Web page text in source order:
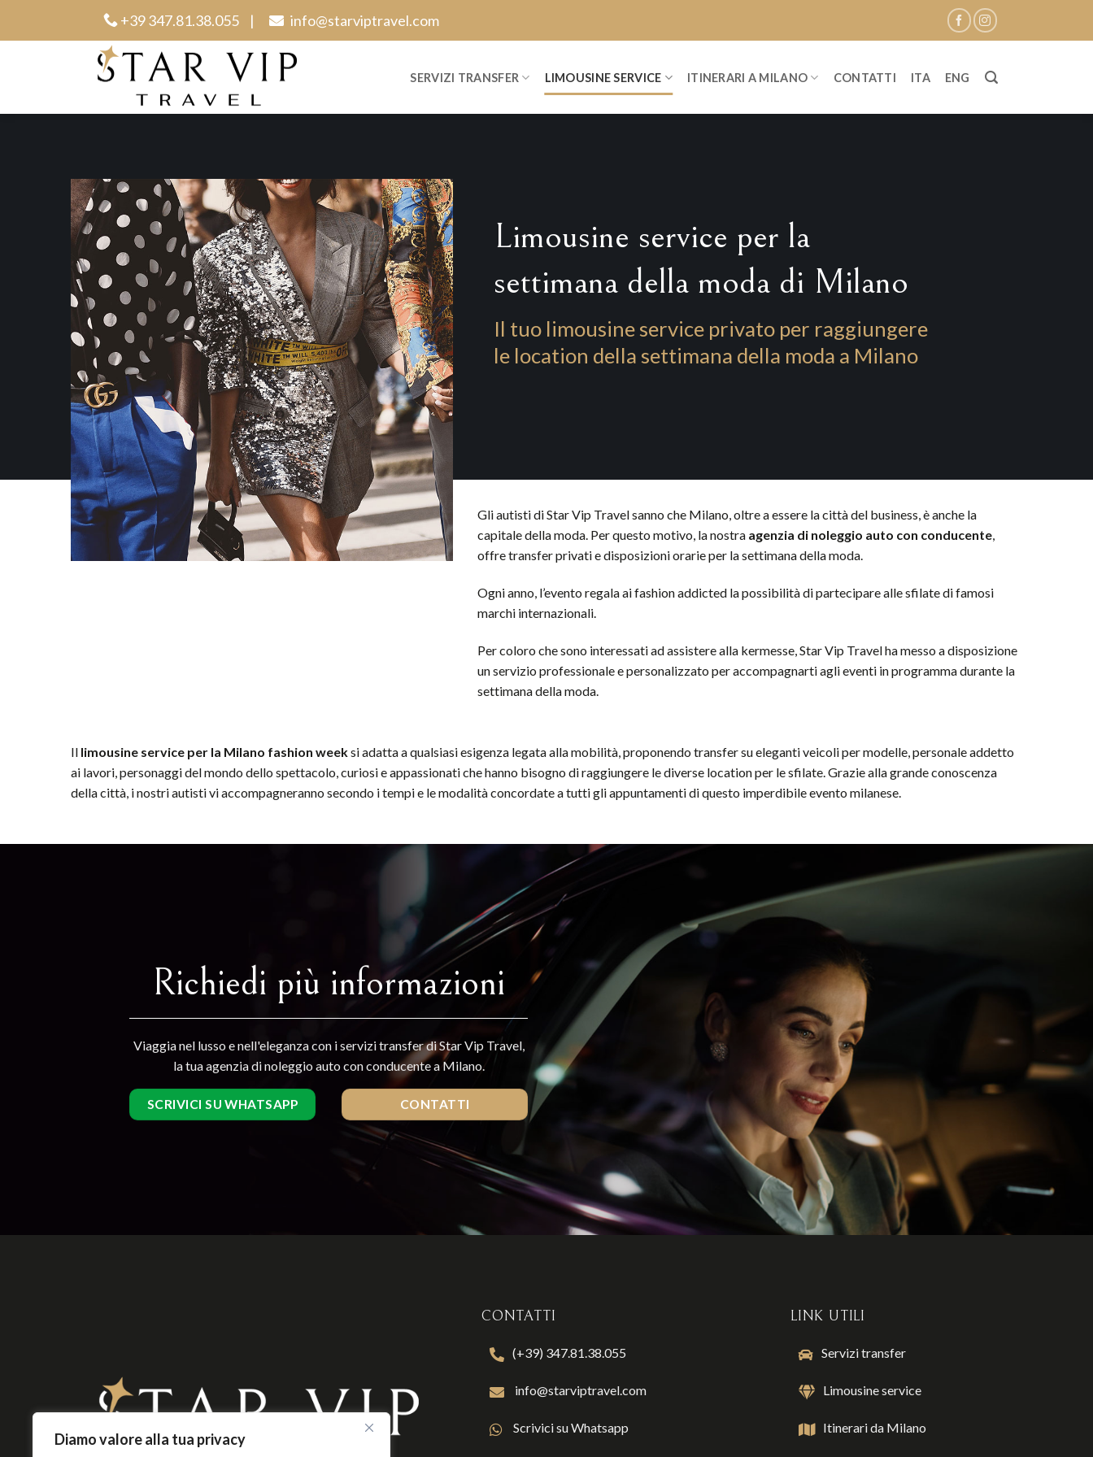
Diamo valore alla tua privacy
+39 347.81.38.055 | info@starviptravel.com
SERVIZI TRANSFER LIMOUSINE SERVICE ITINERARI A MILANO CONTATTI ITA ENG
Limousine service per la
settimana della moda di Milano
Il tuo limousine service privato per raggiungere
le location della settimana della moda a Milano
Gli autisti di Star Vip Travel sanno che Milano, oltre a essere la città del business, è anche la
capitale della moda. Per questo motivo, la nostra agenzia di noleggio auto con conducente,
offre transfer privati e disposizioni orarie per la settimana della moda.
Ogni anno, l’evento regala ai fashion addicted la possibilità di partecipare alle sfilate di famosi
marchi internazionali.
Per coloro che sono interessati ad assistere alla kermesse, Star Vip Travel ha messo a disposizione
un servizio professionale e personalizzato per accompagnarti agli eventi in programma durante la
settimana della moda.
Il limousine service per la Milano fashion weeksi adatta a qualsiasi esigenza legata alla mobilità, proponendo transfer su eleganti veicoli per modelle, personale addetto
ai lavori, personaggi del mondo dello spettacolo, curiosi e appassionati che hanno bisogno di raggiungere le diverse location per le sfilate.Grazie alla grande conoscenza
della città, i nostri autisti vi accompagneranno secondo i tempi e le modalità concordate a tutti gli appuntamenti di questo imperdibile evento milanese.
Richiedi più informazioni
Viaggia nel lusso e nell'eleganza con i servizi transfer di Star Vip Travel,
la tua agenzia di noleggio auto con conducente a Milano.
SCRIVICI SU WHATSAPP CONTATTI
CONTATTI
(+39) 347.81.38.055
info@starviptravel.com
Scrivici su Whatsapp
LINK UTILI
Servizi transfer
Limousine service
Itinerari da Milano